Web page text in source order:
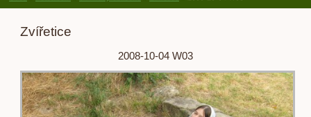
Zvířetice
2008-10-04 W03